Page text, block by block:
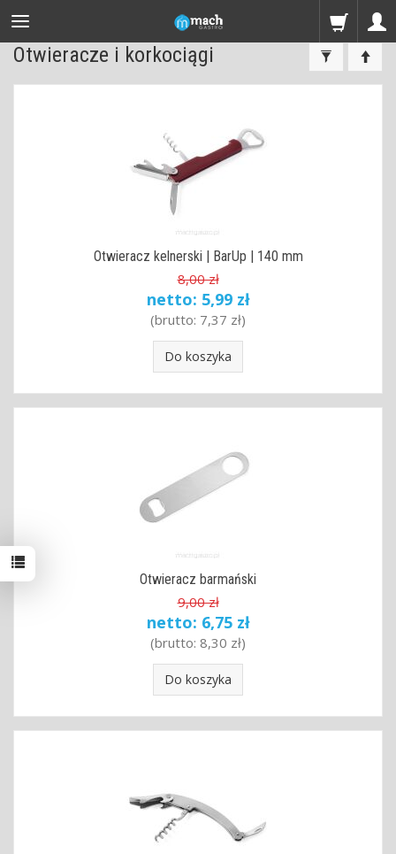
Otwieracze i korkociągi
Otwieracz kelnerski | BarUp | 140 mm
8,00 zł
netto: 5,99 zł
(brutto: 7,37 zł)
Do koszyka
Otwieracz barmański
9,00 zł
netto: 6,75 zł
(brutto: 8,30 zł)
Do koszyka